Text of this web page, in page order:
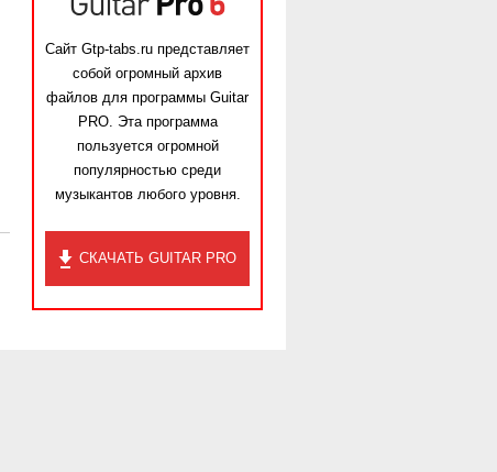
Сайт Gtp-tabs.ru представляет
собой огромный архив
файлов для программы Guitar
PRO. Эта программа
пользуется огромной
популярностью среди
музыкантов любого уровня.
СКАЧАТЬ GUITAR PRO